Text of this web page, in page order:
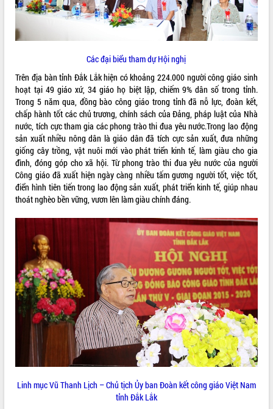
Không có file video nào để phát.
ALBUM ẢNH
Các đại biểu tham dự Hội nghị
Trên địa bàn tỉnh Đắk Lắk hiện có khoảng 224.000 người công giáo sinh
hoạt tại 49 giáo xứ, 34 giáo họ biệt lập, chiếm 9% dân số trong tỉnh.
Trong 5 năm qua, đồng bào công giáo trong tỉnh đã nỗ lực, đoàn kết,
chấp hành tốt các chủ trương, chính sách của Đảng, pháp luật của Nhà
nước, tích cực tham gia các phong trào thi đua yêu nước.Trong lao động
sản xuất nhiều nông dân là giáo dân đã tích cực sản xuất, đưa những
giống cây trồng, vật nuôi mới vào phát triển kinh tế, làm giàu cho gia
đình, đóng góp cho xã hội. Từ phong trào thi đua yêu nước của người
Công giáo đã xuất hiện ngày càng nhiều tấm gương người tốt, việc tốt,
điển hình tiên tiến trong lao động sản xuất, phát triển kinh tế, giúp nhau
thoát nghèo bền vững, vươn lên làm giàu chính đáng.
Linh mục Vũ Thanh Lịch – Chủ tịch Ủy ban Đoàn kết công giáo Việt Nam
tỉnh Đắk Lắk